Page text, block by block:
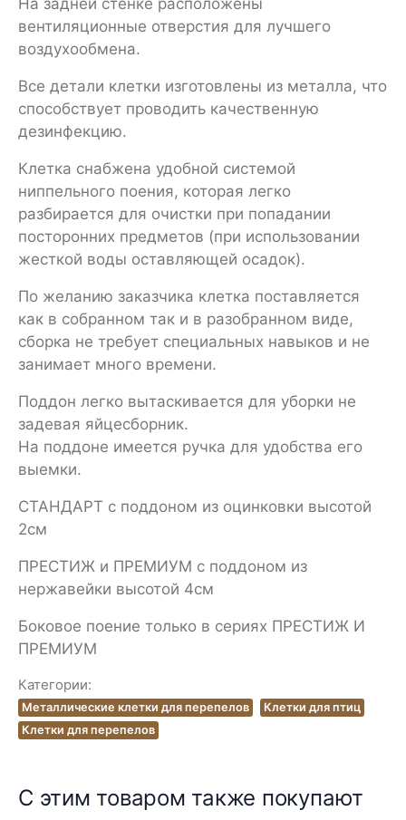
На задней стенке расположены
вентиляционные отверстия для лучшего
воздухообмена.
Все детали клетки изготовлены из металла, что
способствует проводить качественную
дезинфекцию.
Клетка снабжена удобной системой
ниппельного поения, которая легко
разбирается для очистки при попадании
посторонних предметов (при использовании
жесткой воды оставляющей осадок).
По желанию заказчика клетка поставляется
как в собранном так и в разобранном виде,
сборка не требует специальных навыков и не
занимает много времени.
Поддон легко вытаскивается для уборки не
задевая яйцесборник.
На поддоне имеется ручка для удобства его
выемки.
СТАНДАРТ с поддоном из оцинковки высотой
2см
ПРЕСТИЖ и ПРЕМИУМ с поддоном из
нержавейки высотой 4см
Боковое поение только в сериях ПРЕСТИЖ И
ПРЕМИУМ
Категории:
Металлические клетки для перепелов
Клетки для птиц
Клетки для перепелов
С этим товаром также покупают